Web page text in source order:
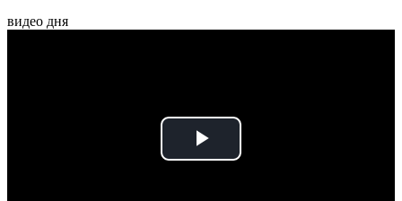
видео дня
Play